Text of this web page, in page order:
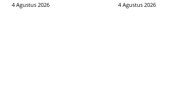
4 Agustus 2026 4 Agustus 2026